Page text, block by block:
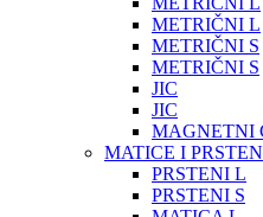
METRIČNI L
METRIČNI S
METRIČNI S
JIC
JIC
MAGNETNI
MATICE I
PRSTENI L
PRSTENI S